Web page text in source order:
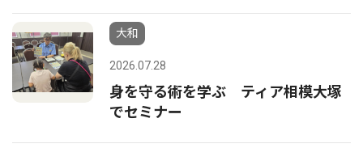
大和
2026.07.28
身を守る術を学ぶ ティア相模大塚
でセミナー